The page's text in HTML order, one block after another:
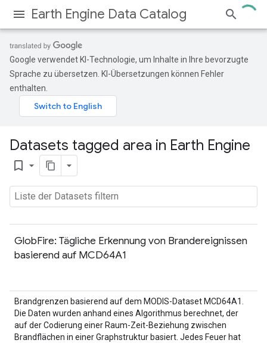
Earth Engine Data Catalog
Google verwendet KI-Technologie, um Inhalte in Ihre bevorzugte
Sprache zu übersetzen. KI-Übersetzungen können Fehler
enthalten.
Datasets tagged area in Earth Engine
bookmark_border
GlobFire: Tägliche Erkennung von Brandereignissen
basierend auf MCD64A1
Brandgrenzen basierend auf dem MODIS-Dataset MCD64A1.
Die Daten wurden anhand eines Algorithmus berechnet, der
auf der Codierung einer Raum-Zeit-Beziehung zwischen
Brandflächen in einer Graphstruktur basiert. Jedes Feuer hat